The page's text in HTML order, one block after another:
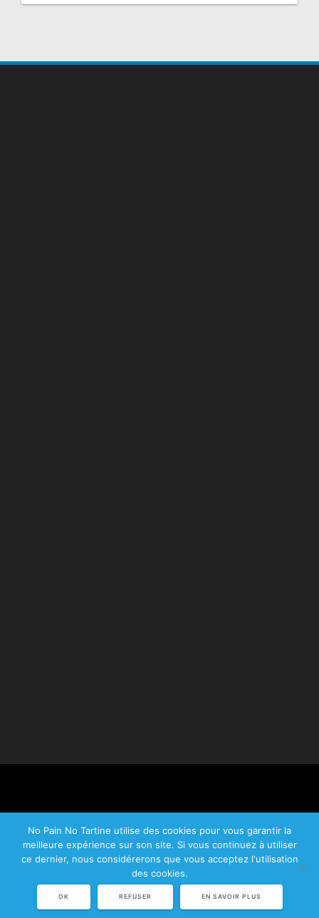
© 2026 No Pain No Tartine.
Plan du site|Mentions légales|CGV
No Pain No Tartine utilise des cookies pour vous garantir la
meilleure expérience sur son site. Si vous continuez à utiliser
ce dernier, nous considérerons que vous acceptez l'utilisation
des cookies.
OK REFUSER EN SAVOIR PLUS